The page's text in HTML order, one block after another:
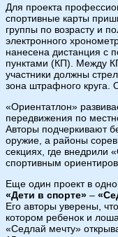
Для проекта
спортивные карты
группы по возрасту и
электронного
нанесена дистанция с
пунктами (КП). Между
участники должны
зона штрафного круга.
«Ориентатлон»
передвижения по
Авторы подчеркивают
оружие, а районы
секциях, где внедрили
спортивным
Еще один проект в
«Дети в спорте» –
Его авторы уверены,
котором ребенок и
«Седлай мечту»